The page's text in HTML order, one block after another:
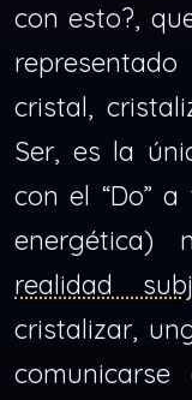
con esto?,
cristal,
Ser, es la
con el “Do”
energética)
realidad
cristalizar,